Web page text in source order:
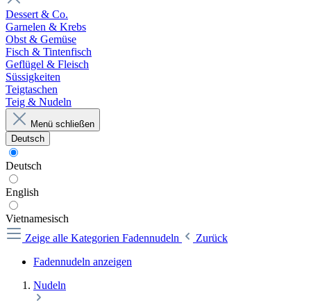
Dessert & Co.
Garnelen & Krebs
Obst & Gemüse
Fisch & Tintenfisch
Geflügel & Fleisch
Süssigkeiten
Teigtaschen
Teig & Nudeln
Menü schließen
Deutsch
Deutsch
English
Vietnamesisch
Zeige alle Kategorien Fadennudeln
Zurück
Fadennudeln anzeigen
Nudeln